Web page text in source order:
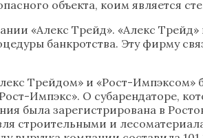
объекта, коим является
«Алекс Трейд». «Алекс
банкротства. Эту фирму
Трейдом» и «Рост-
Импэкс». О субарендаторе,
была зарегистрирована в
строительными и